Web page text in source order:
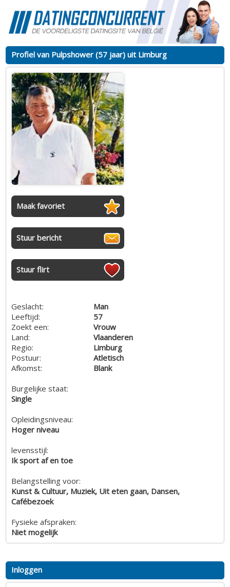
Profiel van Pulpshower (57 jaar) uit Limburg
Maak favoriet
Stuur bericht
Stuur flirt
Geslacht:
Man
Leeftijd:
57
Zoekt een:
Vrouw
Land:
Vlaanderen
Regio:
Limburg
Postuur:
Atletisch
Afkomst:
Blank
Burgelijke staat:
Single
Opleidingsniveau:
Hoger niveau
levensstijl:
Ik sport af en toe
Belangstelling voor:
Kunst & Cultuur, Muziek, Uit eten gaan, Dansen,
Cafébezoek
Fysieke afspraken:
Niet mogelijk
Inloggen